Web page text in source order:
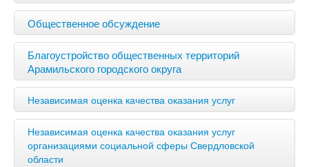
Общественное обсуждение
Благоустройство общественных территорий
Арамильского городского округа
Независимая оценка качества оказания услуг
Независимая оценка качества оказания услуг
организациями социальной сферы Свердловской
области